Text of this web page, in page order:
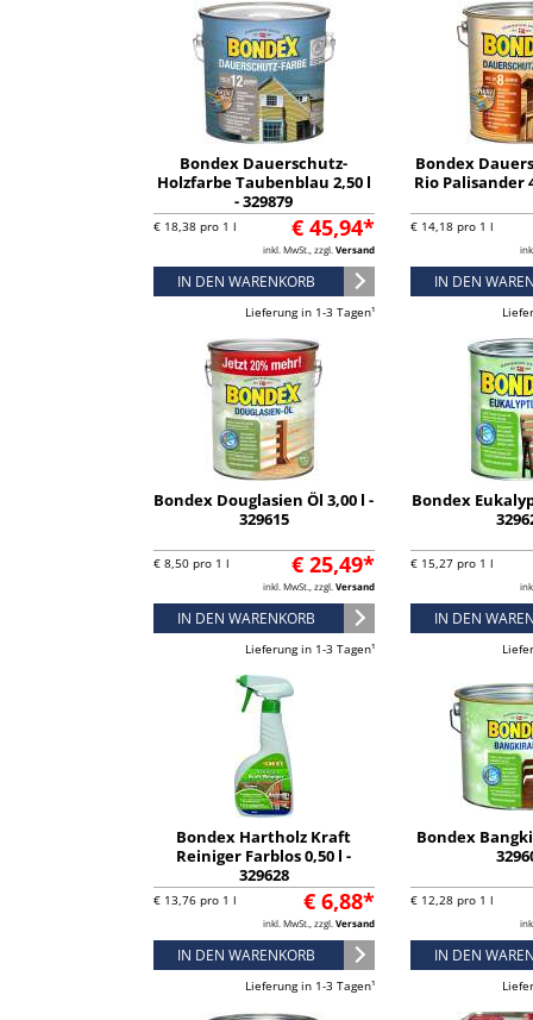
Bondex Dauerschutz-
Holzfarbe Taubenblau 2,50 l
- 329879
€ 45,94*
€ 18,38 pro 1 l
inkl. MwSt., zzgl. Versand
IN DEN WARENKORB
Lieferung in 1-3 Tagen¹
Bondex
Rio Palisander
€ 14,18 pro 1 l
IN DEN
Bondex Douglasien Öl 3,00 l -
329615
€ 25,49*
€ 8,50 pro 1 l
inkl. MwSt., zzgl. Versand
IN DEN WARENKORB
Lieferung in 1-3 Tagen¹
Bondex
€ 15,27 pro 1 l
IN DEN
Bondex Hartholz Kraft
Reiniger Farblos 0,50 l -
329628
€ 6,88*
€ 13,76 pro 1 l
inkl. MwSt., zzgl. Versand
IN DEN WARENKORB
Lieferung in 1-3 Tagen¹
Bondex
€ 12,28 pro 1 l
IN DEN